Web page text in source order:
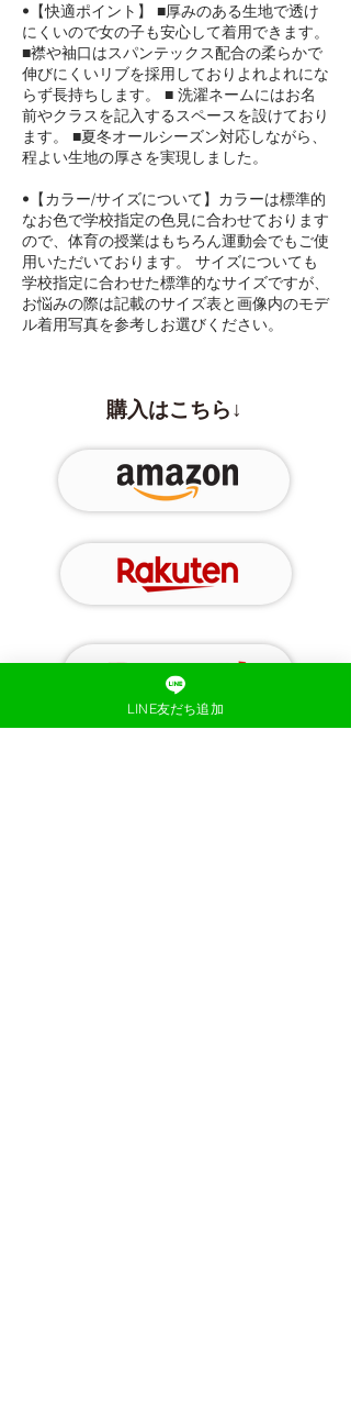
•【快適ポイント】 ■厚みのある生地で透け
にくいので女の子も安心して着用できます。
■襟や袖口はスパンテックス配合の柔らかで
伸びにくいリブを採用しておりよれよれにな
らず長持ちします。 ■ 洗濯ネームにはお名
前やクラスを記入するスペースを設けており
ます。 ■夏冬オールシーズン対応しながら、
程よい生地の厚さを実現しました。
•【カラー/サイズについて】カラーは標準的
なお色で学校指定の色見に合わせております
ので、体育の授業はもちろん運動会でもご使
用いただいております。 サイズについても
学校指定に合わせた標準的なサイズですが、
お悩みの際は記載のサイズ表と画像内のモデ
ル着用写真を参考しお選びください。
購入はこちら↓
LINE友だち追加